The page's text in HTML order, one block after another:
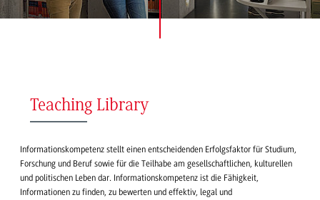
Teaching Library
Informationskompetenz stellt einen entscheidenden Erfolgsfaktor für Studium,
Forschung und Beruf sowie für die Teilhabe am gesellschaftlichen, kulturellen
und politischen Leben dar. Informationskompetenz ist die Fähigkeit,
Informationen zu finden, zu bewerten und effektiv, legal und